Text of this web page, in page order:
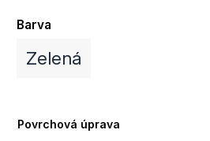
Barva
Zelená
Povrchová úprava